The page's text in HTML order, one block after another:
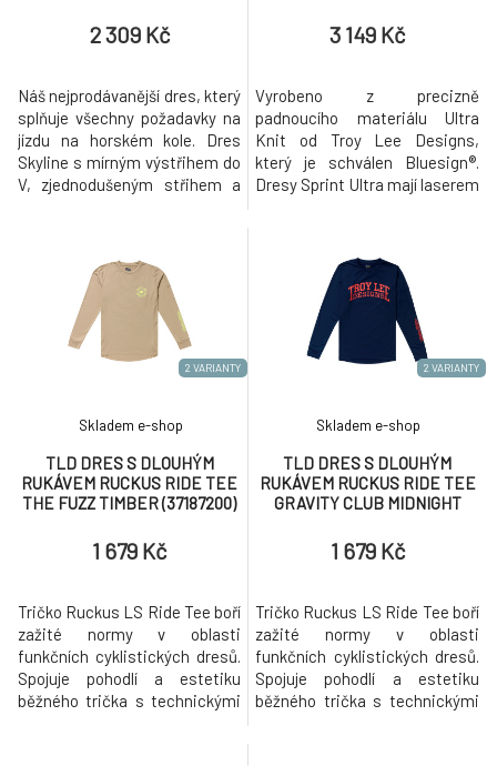
(34195500)
2 309 Kč
Náš nejprodávanější dres, který
splňuje všechny požadavky na
jízdu na horském kole. Dres
Skyline s mírným výstřihem do
V, zjednodušeným střihem a
(35695500)
3 149 Kč
Vyrobeno z precizně
padnoucího materiálu Ultra
Knit od Troy Lee Designs,
který je schválen Bluesign®.
Dresy Sprint Ultra mají laserem
podporují odvětrávání a
odpařování vlhkosti.
Prodloužený zadní lem zvyšuje
krytí zadní části a svařované
švy na hrudi, zádech
2 VARIANTY
TLD DRES S DLOUHÝM
RUKÁVEM RUCKUS RIDE TEE
THE FUZZ TIMBER (37187200)
Skladem e-shop
1 679 Kč
Tričko Ruckus LS Ride Tee boří
zažité normy v oblasti
funkčních cyklistických dresů.
Spojuje pohodlí a estetiku
běžného trička s technickými
2 VARIANTY
TLD DRES S DLOUHÝM
RUKÁVEM RUCKUS RIDE TEE
GRAVITY CLUB MIDNIGHT
Skladem e-shop
1 679 Kč
Tričko Ruckus LS Ride Tee boří
zažité normy v oblasti
funkčních cyklistických dresů.
Spojuje pohodlí a estetiku
běžného trička s technickými